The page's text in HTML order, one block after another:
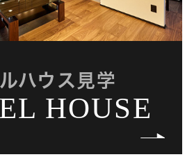
ハウス見学
HOUSE